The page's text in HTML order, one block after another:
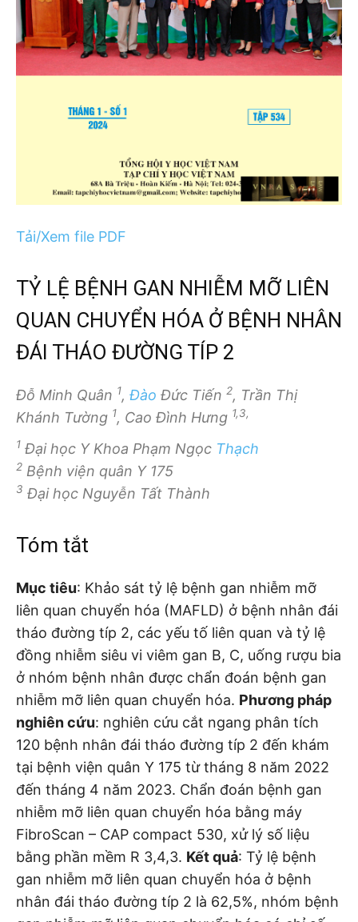
Tải/Xem file PDF
TỶ LỆ BỆNH GAN NHIỄM MỠ LIÊN
QUAN CHUYỂN HÓA Ở BỆNH NHÂN
ĐÁI THÁO ĐƯỜNG TÍP 2
Đỗ Minh Quân 1, Đào Đức Tiến 2, Trần Thị
Khánh Tường 1, Cao Đình Hưng 1,3,
1 Đại học Y Khoa Phạm Ngọc Thạch
2 Bệnh viện quân Y 175
3 Đại học Nguyễn Tất Thành
Tóm tắt
Mục tiêu: Khảo sát tỷ lệ bệnh gan nhiễm mỡ
liên quan chuyển hóa (MAFLD) ở bệnh nhân đái
tháo đường típ 2, các yếu tố liên quan và tỷ lệ
đồng nhiễm siêu vi viêm gan B, C, uống rượu bia
ở nhóm bệnh nhân được chẩn đoán bệnh gan
nhiễm mỡ liên quan chuyển hóa. Phương pháp
nghiên cứu: nghiên cứu cắt ngang phân tích
120 bệnh nhân đái tháo đường típ 2 đến khám
tại bệnh viện quân Y 175 từ tháng 8 năm 2022
đến tháng 4 năm 2023. Chẩn đoán bệnh gan
nhiễm mỡ liên quan chuyển hóa bằng máy
FibroScan – CAP compact 530, xử lý số liệu
bằng phần mềm R 3,4,3. Kết quả: Tỷ lệ bệnh
gan nhiễm mỡ liên quan chuyển hóa ở bệnh
nhân đái tháo đường típ 2 là 62,5%, nhóm bệnh